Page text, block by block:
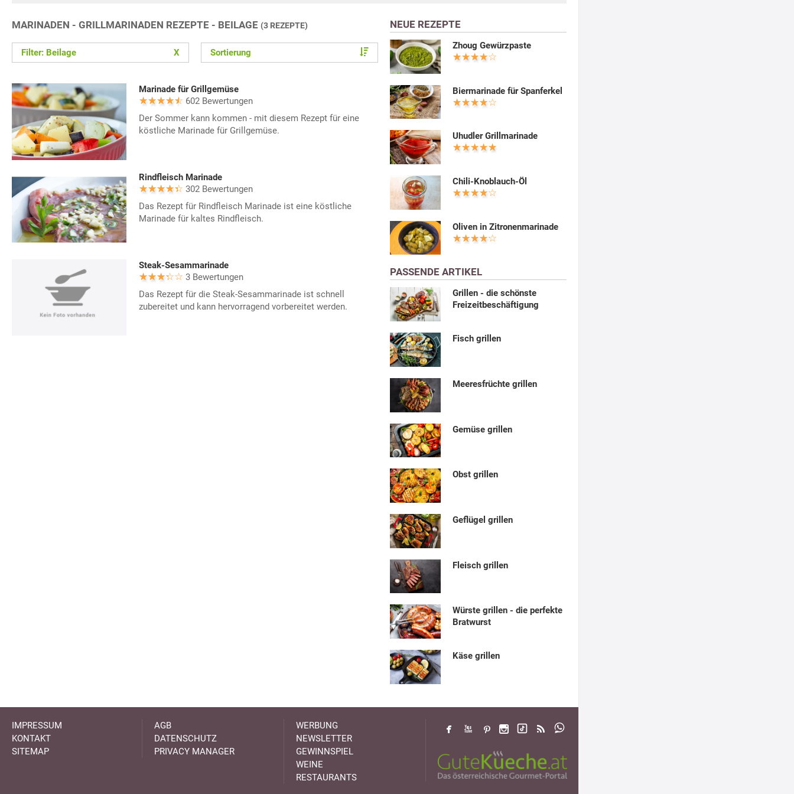
MARINADEN - GRILLMARINADEN REZEPTE - BEILAGE (3 REZEPTE)
Filter: Beilage X Sortierung
Marinade für Grillgemüse
602 Bewertungen
Der Sommer kann kommen - mit diesem Rezept für eine
köstliche Marinade für Grillgemüse.
Rindfleisch Marinade
302 Bewertungen
Das Rezept für Rindfleisch Marinade ist eine köstliche
Marinade für kaltes Rindfleisch.
Steak-Sesammarinade
3 Bewertungen
Das Rezept für die Steak-Sesammarinade ist schnell
zubereitet und kann hervorragend vorbereitet werden.
NEUE REZEPTE
Zhoug Gewürzpaste
Biermarinade für Spanferkel
Uhudler Grillmarinade
Chili-Knoblauch-Öl
Oliven in Zitronenmarinade
PASSENDE ARTIKEL
Grillen - die schönste
Freizeitbeschäftigung
Fisch grillen
Meeresfrüchte grillen
Gemüse grillen
Obst grillen
Geflügel grillen
Fleisch grillen
Würste grillen - die perfekte
Bratwurst
Käse grillen
IMPRESSUM
KONTAKT
SITEMAP
AGB
DATENSCHUTZ
PRIVACY MANAGER
WERBUNG
NEWSLETTER
GEWINNSPIEL
WEINE
RESTAURANTS